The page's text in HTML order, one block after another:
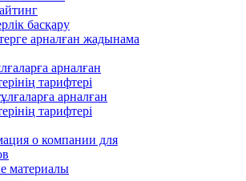
басқару
арналған жадынама
арналған
тарифтері
арналған
тарифтері
о компании для
материалы